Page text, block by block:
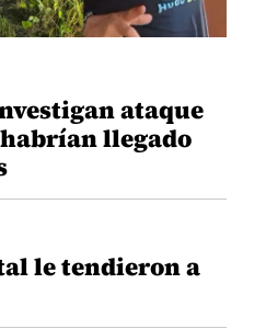
ataque
llegado
le tendieron a